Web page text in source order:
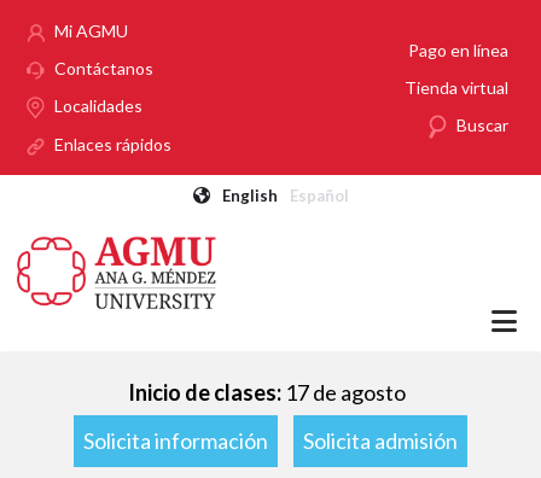
Mi AGMU
Contáctanos
Localidades
Enlaces rápidos
Pago en línea
Tienda virtual
Buscar
English Español
Inicio de clases: 17 de agosto
Solicita información
Solicita admisión